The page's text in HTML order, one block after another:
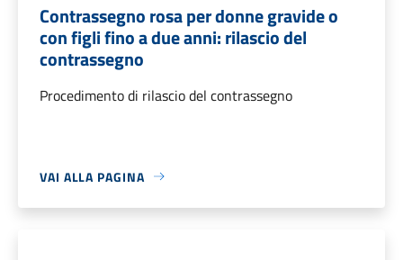
Contrassegno rosa per donne gravide o
con figli fino a due anni: rilascio del
contrassegno
Procedimento di rilascio del contrassegno
VAI ALLA PAGINA